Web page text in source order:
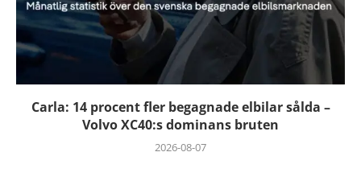
Carla: 14 procent fler begagnade elbilar sålda –
Volvo XC40:s dominans bruten
2026-08-07